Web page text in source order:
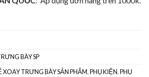
BÀY SP
XOAY TRƯNG BÀY SẢN PHẨM,PHỤ KIỆN,PHỤ